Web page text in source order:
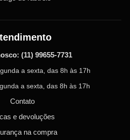
(11) 99655-7731
a sexta, das 8h às 17h
a sexta, das 8h às 17h
Contato
e devoluções
na compra